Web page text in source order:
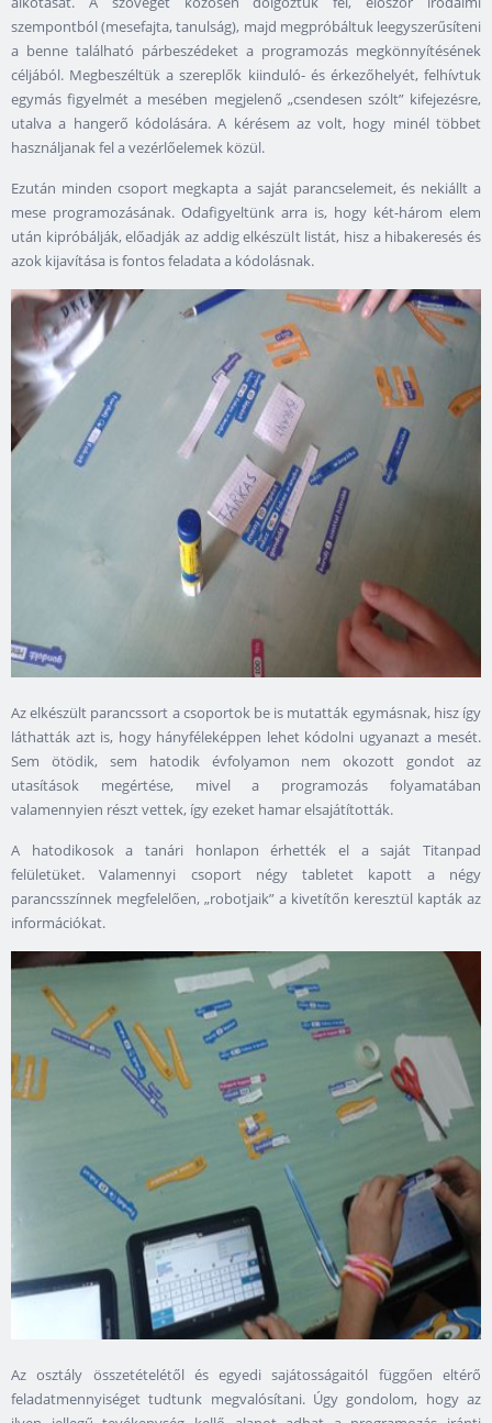
szempontból (mesefajta, tanulság), majd megpróbáltuk leegyszerűsíteni
a benne található párbeszédeket a programozás megkönnyítésének
céljából. Megbeszéltük a szereplők kiinduló- és érkezőhelyét, felhívtuk
egymás figyelmét a mesében megjelenő „csendesen szólt” kifejezésre,
utalva a hangerő kódolására. A kérésem az volt, hogy minél többet
használjanak fel a vezérlőelemek közül.
Ezután minden csoport megkapta a saját parancselemeit, és nekiállt a
mese programozásának. Odafigyeltünk arra is, hogy két-három elem
után kipróbálják, előadják az addig elkészült listát, hisz a hibakeresés és
azok kijavítása is fontos feladata a kódolásnak.
Az elkészült parancssort a csoportok be is mutatták egymásnak, hisz így
láthatták azt is, hogy hányféleképpen lehet kódolni ugyanazt a mesét.
Sem ötödik, sem hatodik évfolyamon nem okozott gondot az
utasítások megértése, mivel a programozás folyamatában
valamennyien részt vettek, így ezeket hamar elsajátították.
A hatodikosok a tanári honlapon érhették el a saját Titanpad
felületüket. Valamennyi csoport négy tabletet kapott a négy
parancsszínnek megfelelően, „robotjaik” a kivetítőn keresztül kapták az
információkat.
Az osztály összetételétől és egyedi sajátosságaitól függően eltérő
feladatmennyiséget tudtunk megvalósítani. Úgy gondolom, hogy az